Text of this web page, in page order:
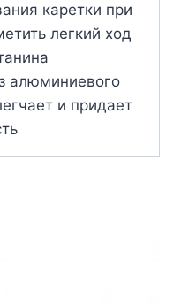
каретки при
легкий ход
алюминиевого
и придает